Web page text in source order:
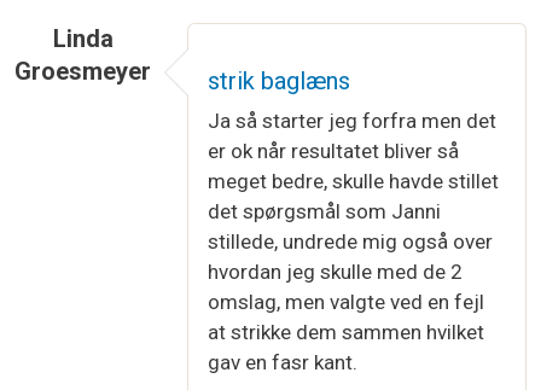
Linda
Groesmeyer
strik baglæns
Ja så starter jeg forfra men det
er ok når resultatet bliver så
meget bedre, skulle havde stillet
det spørgsmål som Janni
stillede, undrede mig også over
hvordan jeg skulle med de 2
omslag, men valgte ved en fejl
at strikke dem sammen hvilket
gav en fasr kant.